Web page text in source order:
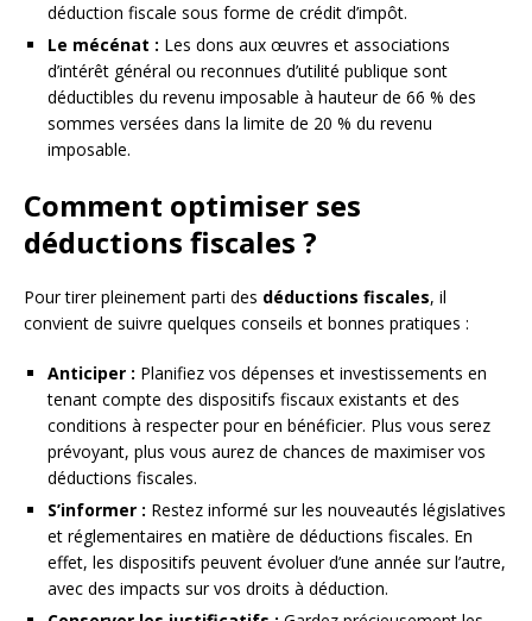
déduction fiscale sous forme de crédit d’impôt.
Le mécénat : Les dons aux œuvres et associations
d’intérêt général ou reconnues d’utilité publique sont
déductibles du revenu imposable à hauteur de 66 % des
sommes versées dans la limite de 20 % du revenu
imposable.
Comment optimiser ses
déductions fiscales ?
Pour tirer pleinement parti des déductions fiscales, il
convient de suivre quelques conseils et bonnes pratiques :
Anticiper : Planifiez vos dépenses et investissements en
tenant compte des dispositifs fiscaux existants et des
conditions à respecter pour en bénéficier. Plus vous serez
prévoyant, plus vous aurez de chances de maximiser vos
déductions fiscales.
S’informer : Restez informé sur les nouveautés législatives
et réglementaires en matière de déductions fiscales. En
effet, les dispositifs peuvent évoluer d’une année sur l’autre,
avec des impacts sur vos droits à déduction.